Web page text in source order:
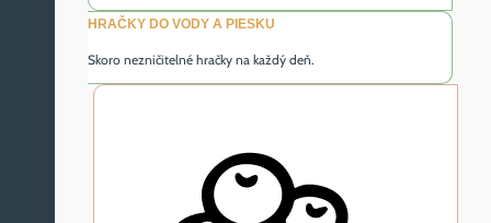
HRAČKY DO VODY A PIESKU
Skoro nezničitelné hračky na každý deň.